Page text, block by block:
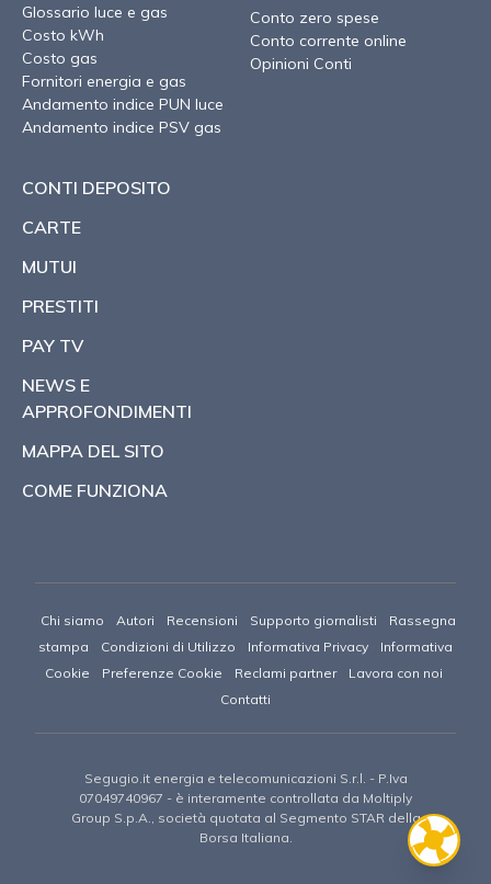
Glossario luce e gas
Costo kWh
Costo gas
Fornitori energia e gas
Andamento indice PUN luce
Andamento indice PSV gas
Conto zero spese
Conto corrente online
Opinioni Conti
CONTI DEPOSITO
CARTE
MUTUI
PRESTITI
PAY TV
NEWS E
APPROFONDIMENTI
MAPPA DEL SITO
COME FUNZIONA
Chi siamo Autori Recensioni Supporto giornalisti
Rassegna
stampa
Condizioni di Utilizzo Informativa Privacy
Informativa
Cookie
Preferenze Cookie Reclami partner
Lavora con noi
Contatti
Segugio.it energia e telecomunicazioni S.r.l. - P.Iva
07049740967 - è interamente controllata da Moltiply
Group S.p.A., società quotata al Segmento STAR della
Borsa Italiana.